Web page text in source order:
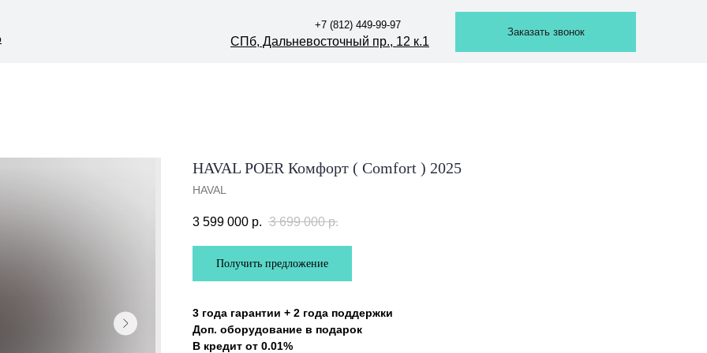
СПб, Дальневосточный пр., 12 к.1
Заказать звонок
+7 (812) 449-99-97
СПб, Дальневосточный пр., 12 к.1
Заказать звонок
+7 (812) 449-99-97
HAVAL POER Комфорт ( Comfort ) 2025
HAVAL
3 599 000 р. 3 699 000 р.
Получить предложение
3 года гарантии + 2 года поддержки
Доп. оборудование в подарок
В кредит от 0.01%